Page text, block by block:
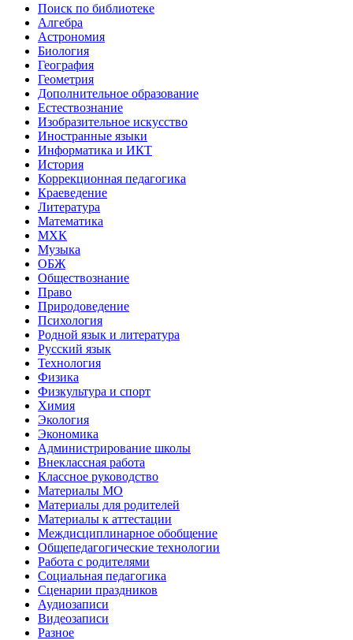
Поиск по библиотеке
Алгебра
Астрономия
Биология
География
Геометрия
Дополнительное образование
Естествознание
Изобразительное искусство
Иностранные языки
Информатика и ИКТ
История
Коррекционная педагогика
Краеведение
Литература
Математика
МХК
Музыка
ОБЖ
Обществознание
Право
Природоведение
Психология
Родной язык и литература
Русский язык
Технология
Физика
Физкультура и спорт
Химия
Экология
Экономика
Администрирование школы
Внеклассная работа
Классное руководство
Материалы МО
Материалы для родителей
Материалы к аттестации
Междисциплинарное обобщение
Общепедагогические технологии
Работа с родителями
Социальная педагогика
Сценарии праздников
Аудиозаписи
Видеозаписи
Разное